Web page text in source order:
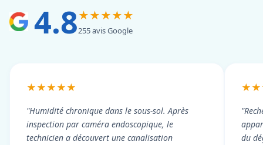
4.8★★★★★
255 avis Google
★★★★★
"Humidité chronique dans le sous-sol. Après
inspection par caméra endoscopique, le
technicien a découvert une canalisation
du